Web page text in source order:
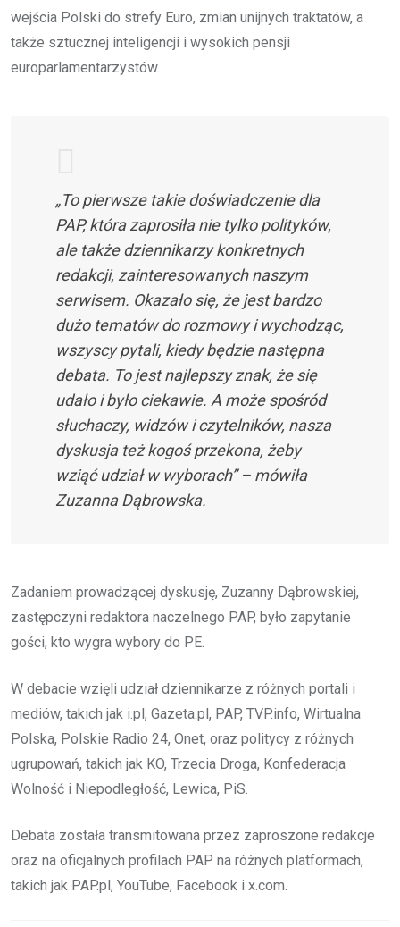
wejścia Polski do strefy Euro, zmian unijnych traktatów, a
także sztucznej inteligencji i wysokich pensji
europarlamentarzystów.
„To pierwsze takie doświadczenie dla
PAP, która zaprosiła nie tylko polityków,
ale także dziennikarzy konkretnych
redakcji, zainteresowanych naszym
serwisem. Okazało się, że jest bardzo
dużo tematów do rozmowy i wychodząc,
wszyscy pytali, kiedy będzie następna
debata. To jest najlepszy znak, że się
udało i było ciekawie. A może spośród
słuchaczy, widzów i czytelników, nasza
dyskusja też kogoś przekona, żeby
wziąć udział w wyborach” – mówiła
Zuzanna Dąbrowska.
Zadaniem prowadzącej dyskusję, Zuzanny Dąbrowskiej,
zastępczyni redaktora naczelnego PAP, było zapytanie
gości, kto wygra wybory do PE.
W debacie wzięli udział dziennikarze z różnych portali i
mediów, takich jak i.pl, Gazeta.pl, PAP, TVP.info, Wirtualna
Polska, Polskie Radio 24, Onet, oraz politycy z różnych
ugrupowań, takich jak KO, Trzecia Droga, Konfederacja
Wolność i Niepodległość, Lewica, PiS.
Debata została transmitowana przez zaproszone redakcje
oraz na oficjalnych profilach PAP na różnych platformach,
takich jak PAP.pl, YouTube, Facebook i x.com.